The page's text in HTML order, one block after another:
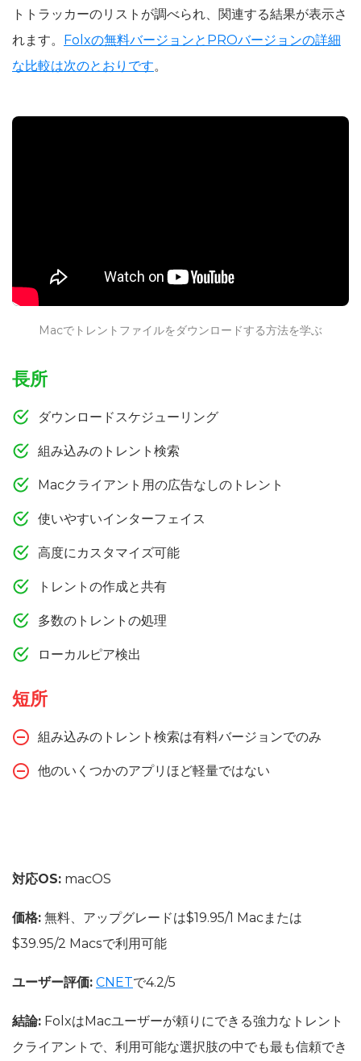
トトラッカーのリストが調べられ、関連する結果が表示さ
れます。
Folxの無料バージョンとPROバージョンの詳細
な比較は次のとおりです。
Macでトレントファイルをダウンロードする方法を学ぶ
長所
ダウンロードスケジューリング
組み込みのトレント検索
Macクライアント用の広告なしのトレント
使いやすいインターフェイス
高度にカスタマイズ可能
トレントの作成と共有
多数のトレントの処理
ローカルピア検出
短所
組み込みのトレント検索は有料バージョンでのみ
他のいくつかのアプリほど軽量ではない
対応OS: macOS
価格: 無料、アップグレードは$19.95/1 Macまたは
$39.95/2 Macsで利用可能
ユーザー評価: CNETで4.2/5
結論: FolxはMacユーザーが頼りにできる強力なトレント
クライアントで、利用可能な選択肢の中でも最も信頼でき